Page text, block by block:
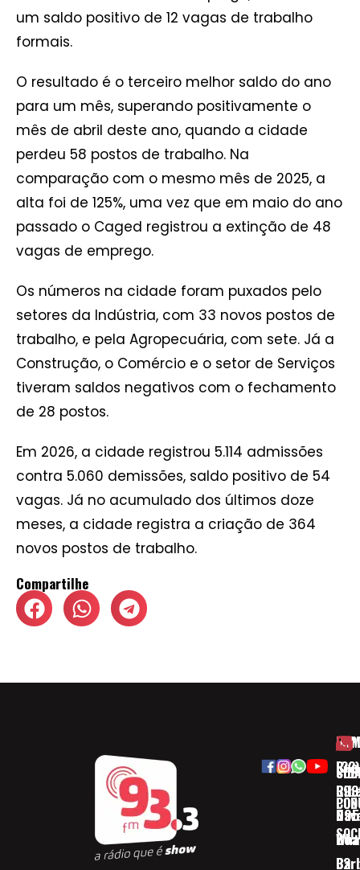
um saldo positivo de 12 vagas de trabalho
formais.
O resultado é o terceiro melhor saldo do ano
para um mês, superando positivamente o
mês de abril deste ano, quando a cidade
perdeu 58 postos de trabalho. Na
comparação com o mesmo mês de 2025, a
alta foi de 125%, uma vez que em maio do ano
passado o Caged registrou a extinção de 48
vagas de emprego.
Os números na cidade foram puxados pelo
setores da Indústria, com 33 novos postos de
trabalho, e pela Agropecuária, com sete. Já a
Construção, o Comércio e o setor de Serviços
tiveram saldos negativos com o fechamento
de 28 postos.
Em 2026, a cidade registrou 5.114 admissões
contra 5.060 demissões, saldo positivo de 54
vagas. Já no acumulado dos últimos doze
meses, a cidade registra a criação de 364
novos postos de trabalho.
Compartilhe
(32)
32